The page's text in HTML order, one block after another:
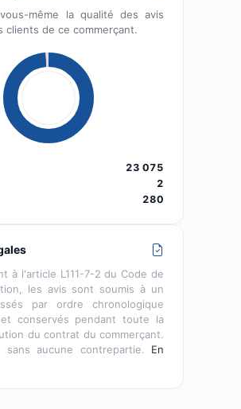
même la qualité des avis
clients de ce commerçant.
23 075
2
280
à l'article L111-7-2 du Code de
les avis sont soumis à un
par ordre chronologique
conservés pendant toute la
du contrat du commerçant.
sans aucune contrepartie. En